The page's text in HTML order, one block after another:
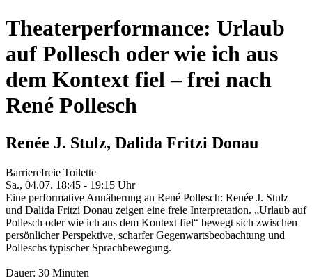
Theaterperformance: Urlaub
auf Pollesch oder wie ich aus
dem Kontext fiel – frei nach
René Pollesch
Renée J. Stulz, Dalida Fritzi Donau
Barrierefreie Toilette
Sa., 04.07. 18:45 - 19:15 Uhr
Eine performative Annäherung an René Pollesch: Renée J. Stulz
und Dalida Fritzi Donau zeigen eine freie Interpretation. „Urlaub auf
Pollesch oder wie ich aus dem Kontext fiel“ bewegt sich zwischen
persönlicher Perspektive, scharfer Gegenwartsbeobachtung und
Polleschs typischer Sprachbewegung.
Dauer: 30 Minuten